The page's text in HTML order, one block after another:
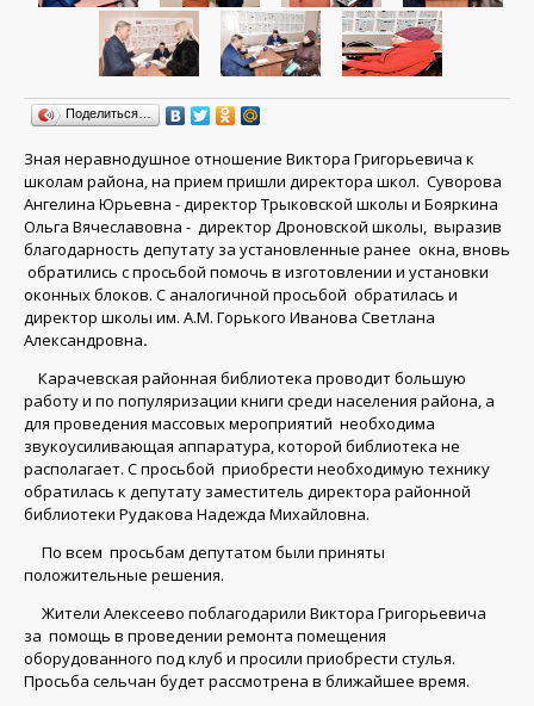
Поделиться…
Зная неравнодушное отношение Виктора Григорьевича к
школам района, на прием пришли директора школ. Суворова
Ангелина Юрьевна - директор Трыковской школы и Бояркина
Ольга Вячеславовна - директор Дроновской школы, выразив
благодарность депутату за установленные ранее окна, вновь
обратились с просьбой помочь в изготовлении и установки
оконных блоков. С аналогичной просьбой обратилась и
директор школы им. А.М. Горького Иванова Светлана
Александровна.
Карачевская районная библиотека проводит большую
работу и по популяризации книги среди населения района, а
для проведения массовых мероприятий необходима
звукоусиливающая аппаратура, которой библиотека не
располагает. С просьбой приобрести необходимую технику
обратилась к депутату заместитель директора районной
библиотеки Рудакова Надежда Михайловна.
По всем просьбам депутатом были приняты
положительные решения.
Жители Алексеево поблагодарили Виктора Григорьевича
за помощь в проведении ремонта помещения
оборудованного под клуб и просили приобрести стулья.
Просьба сельчан будет рассмотрена в ближайшее время.